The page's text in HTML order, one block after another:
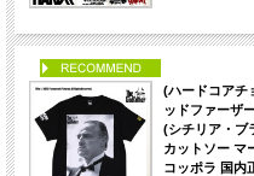
(ハードコアチ
ッドファーザ
(シチリア・ブ
カットソー マ
コッポラ 国内